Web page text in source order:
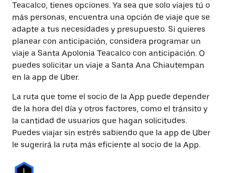
Teacalco, tienes opciones. Ya sea que solo viajes tú o
más personas, encuentra una opción de viaje que se
adapte a tus necesidades y presupuesto. Si quieres
planear con anticipación, considera programar un
viaje a Santa Apolonia Teacalco con anticipación. O
puedes solicitar un viaje a Santa Ana Chiautempan
en la app de Uber.
La ruta que tome el socio de la App puede depender
de la hora del día y otros factores, como el tránsito y
la cantidad de usuarios que hagan solicitudes.
Puedes viajar sin estrés sabiendo que la app de Uber
le sugerirá la ruta más eficiente al socio de la App.